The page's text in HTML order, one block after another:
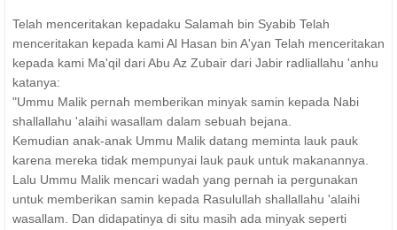
Telah menceritakan kepadaku Salamah bin Syabib Telah
menceritakan kepada kami Al Hasan bin A'yan Telah menceritakan
kepada kami Ma'qil dari Abu Az Zubair dari Jabir radliallahu 'anhu
katanya:
"Ummu Malik pernah memberikan minyak samin kepada Nabi
shallallahu 'alaihi wasallam dalam sebuah bejana.
Kemudian anak-anak Ummu Malik datang meminta lauk pauk
karena mereka tidak mempunyai lauk pauk untuk makanannya.
Lalu Ummu Malik mencari wadah yang pernah ia pergunakan
untuk memberikan samin kepada Rasulullah shallallahu 'alaihi
wasallam. Dan didapatinya di situ masih ada minyak seperti